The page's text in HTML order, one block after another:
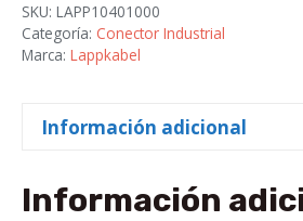
SKU: LAPP10401000
Categoría: Conector Industrial
Marca: Lappkabel
Información adicional
Información